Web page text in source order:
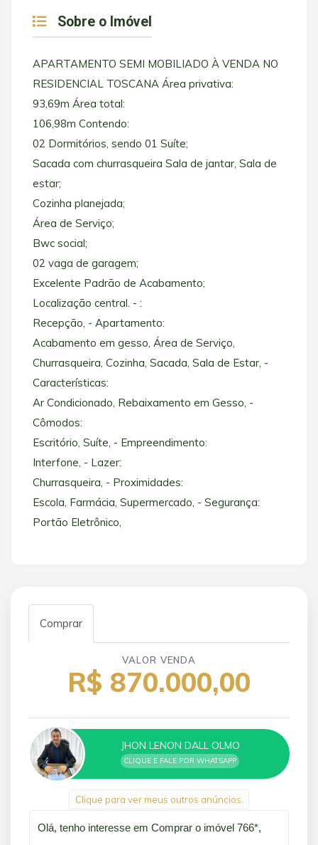
Sobre o Imóvel
APARTAMENTO SEMI MOBILIADO À VENDA NO
RESIDENCIAL TOSCANA Área privativa:
93,69m Área total:
106,98m Contendo:
02 Dormitórios, sendo 01 Suíte;
Sacada com churrasqueira Sala de jantar, Sala de
estar;
Cozinha planejada;
Área de Serviço;
Bwc social;
02 vaga de garagem;
Excelente Padrão de Acabamento;
Localização central. - :
Recepção, - Apartamento:
Acabamento em gesso, Área de Serviço,
Churrasqueira, Cozinha, Sacada, Sala de Estar, -
Características:
Ar Condicionado, Rebaixamento em Gesso, -
Cômodos:
Escritório, Suíte, - Empreendimento:
Interfone, - Lazer:
Churrasqueira, - Proximidades:
Escola, Farmácia, Supermercado, - Segurança:
Portão Eletrônico,
Comprar
VALOR VENDA
R$ 870.000,00
JHON LENON DALL OLMO
CLIQUE E FALE POR WHATSAPP
Clique para ver meus outros anúncios.